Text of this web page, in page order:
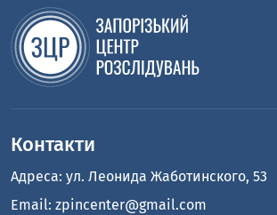
Контакти
Адреса: ул. Леонида Жаботинского, 53
Email: zpincenter@gmail.com